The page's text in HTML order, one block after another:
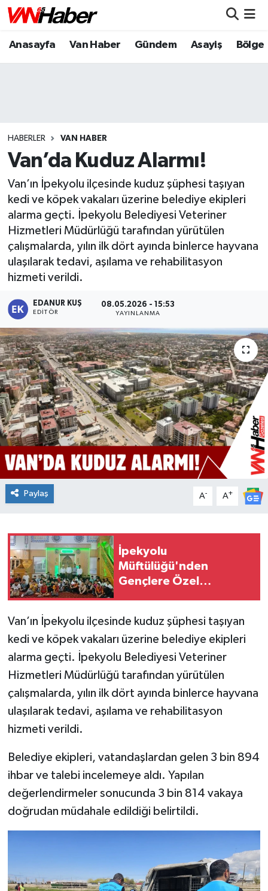
Anasayfa Van Haber Gündem Asayiş Bölge
HABERLER VAN HABER
Van’da Kuduz Alarmı!
Van’ın İpekyolu ilçesinde kuduz şüphesi taşıyan
kedi ve köpek vakaları üzerine belediye ekipleri
alarma geçti. İpekyolu Belediyesi Veteriner
Hizmetleri Müdürlüğü tarafından yürütülen
çalışmalarda, yılın ilk dört ayında binlerce hayvana
ulaşılarak tedavi, aşılama ve rehabilitasyon
hizmeti verildi.
EDANUR KUŞ
EDITÖR
08.05.2026 - 15:53
YAYINLANMA
Paylaş A- A+
İpekyolu
Müftülüğü'nden
Gençlere Özel
Van’ın İpekyolu ilçesinde kuduz şüphesi taşıyan
kedi ve köpek vakaları üzerine belediye ekipleri
alarma geçti. İpekyolu Belediyesi Veteriner
Hizmetleri Müdürlüğü tarafından yürütülen
çalışmalarda, yılın ilk dört ayında binlerce hayvana
ulaşılarak tedavi, aşılama ve rehabilitasyon
hizmeti verildi.
Belediye ekipleri, vatandaşlardan gelen 3 bin 894
ihbar ve talebi incelemeye aldı. Yapılan
değerlendirmeler sonucunda 3 bin 814 vakaya
doğrudan müdahale edildiği belirtildi.
Nöbetçi Eczaneler
Puan Durumu ve Fikstür
Tüm Manşetler
Son Dakika Haberleri
Haber Arşivi